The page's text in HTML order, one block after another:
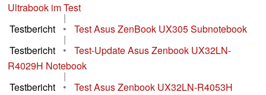
Ultrabook im Test
|
Testbericht
• Test Asus ZenBook UX305 Subnotebook
|
Testbericht
•
Test-Update Asus Zenbook UX32LN-
R4029H Notebook
|
Testbericht
•
Test Asus Zenbook UX32LN-R4053H